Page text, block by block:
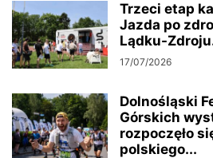
Trzeci etap
Jazda po
Lądku-
17/07/2026
Dolnośląski
Górskich
rozpoczęło
polskiego...